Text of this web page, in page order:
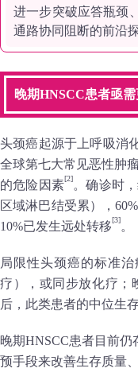
进一步突破应答瓶颈
通路协同阻断的前沿
晚期HNSCC患者亟
头颈癌起源于上呼吸消
全球第七大常见恶性肿
的危险因素[2]。确诊时
区域淋巴结受累），
10%已发生远处转移[3]。
局限性头颈癌的标准
疗），或同步放化疗；
后，此类患者的中位生
晚期HNSCC患者目前
预手段来改善生存质量